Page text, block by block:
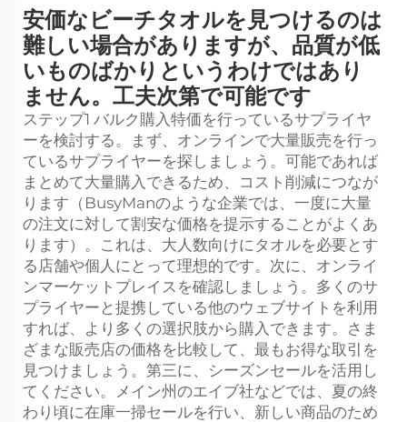
安価なビーチタオルを見つけるのは
難しい場合がありますが、品質が低
いものばかりというわけではあり
ません。工夫次第で可能です
ステップ1 バルク購入特価を行っているサプライヤ
ーを検討する。まず、オンラインで大量販売を行っ
ているサプライヤーを探しましょう。可能であれば
まとめて大量購入できるため、コスト削減につなが
ります（BusyManのような企業では、一度に大量
の注文に対して割安な価格を提示することがよくあ
ります）。これは、大人数向けにタオルを必要とす
る店舗や個人にとって理想的です。次に、オンライ
ンマーケットプレイスを確認しましょう。多くのサ
プライヤーと提携している他のウェブサイトを利用
すれば、より多くの選択肢から購入できます。さま
ざまな販売店の価格を比較して、最もお得な取引を
見つけましょう。第三に、シーズンセールを活用し
てください。メイン州のエイブ社などでは、夏の終
わり頃に在庫一掃セールを行い、新しい商品のため